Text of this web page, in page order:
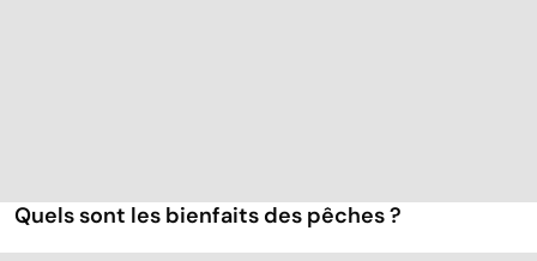
Quels sont les bienfaits des pêches ?